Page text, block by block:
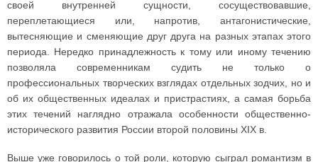
своей внутренней сущности, сосуществовавшие,
переплетающиеся или, напротив, антагонистические,
вытесняющие и сменяющие друг друга на разных этапах этого
периода. Нередко принадлежность к тому или иному течению
позволяла современникам судить не только о
профессиональных творческих взглядах отдельных зодчих, но и
об их общественных идеалах и пристрастиях, а самая борьба
этих течений наглядно отражала особенности общественно-
исторического развития России второй половины XIX в.
Выше уже говорилось о той роли, которую сыграл романтизм в